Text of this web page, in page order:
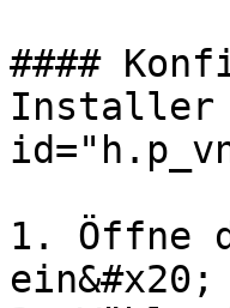
####
Installer
1. Öffne
ein&#x20;